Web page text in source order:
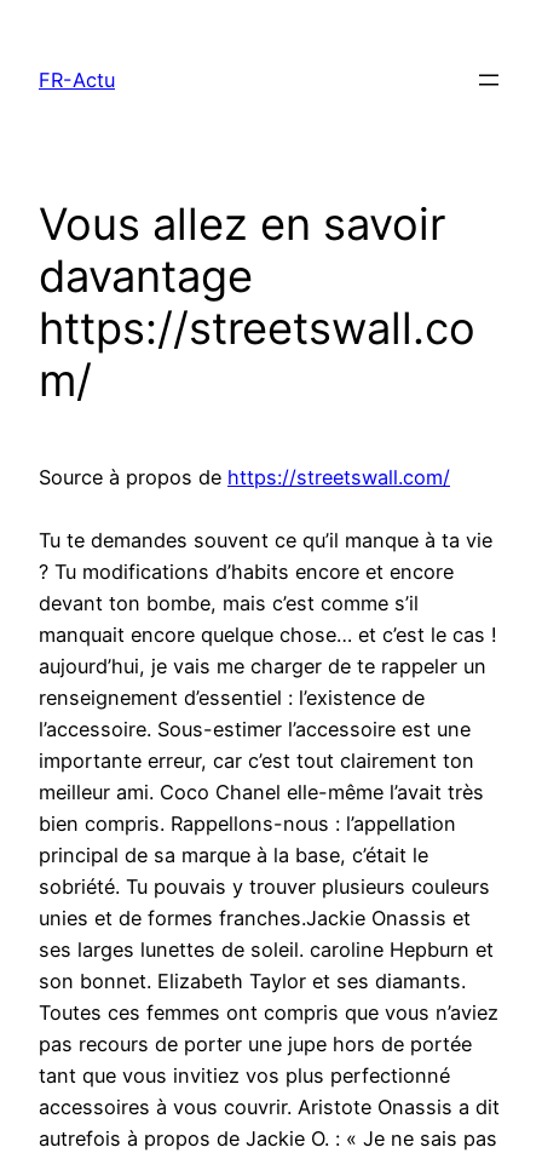
contenu
FR-Actu
Vous allez en savoir
davantage
https://streetswall.co
m/
Source à propos de https://streetswall.com/
Tu te demandes souvent ce qu’il manque à ta vie
? Tu modifications d’habits encore et encore
devant ton bombe, mais c’est comme s’il
manquait encore quelque chose… et c’est le cas !
aujourd’hui, je vais me charger de te rappeler un
renseignement d’essentiel : l’existence de
l’accessoire. Sous-estimer l’accessoire est une
importante erreur, car c’est tout clairement ton
meilleur ami. Coco Chanel elle-même l’avait très
bien compris. Rappellons-nous : l’appellation
principal de sa marque à la base, c’était le
sobriété. Tu pouvais y trouver plusieurs couleurs
unies et de formes franches.Jackie Onassis et
ses larges lunettes de soleil. caroline Hepburn et
son bonnet. Elizabeth Taylor et ses diamants.
Toutes ces femmes ont compris que vous n’aviez
pas recours de porter une jupe hors de portée
tant que vous invitiez vos plus perfectionné
accessoires à vous couvrir. Aristote Onassis a dit
autrefois à propos de Jackie O. : « Je ne sais pas